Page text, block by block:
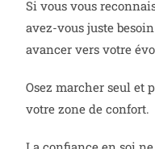
Si vous vous
avez-vous juste
avancer vers votre
Osez marcher seul et
votre zone de confort.